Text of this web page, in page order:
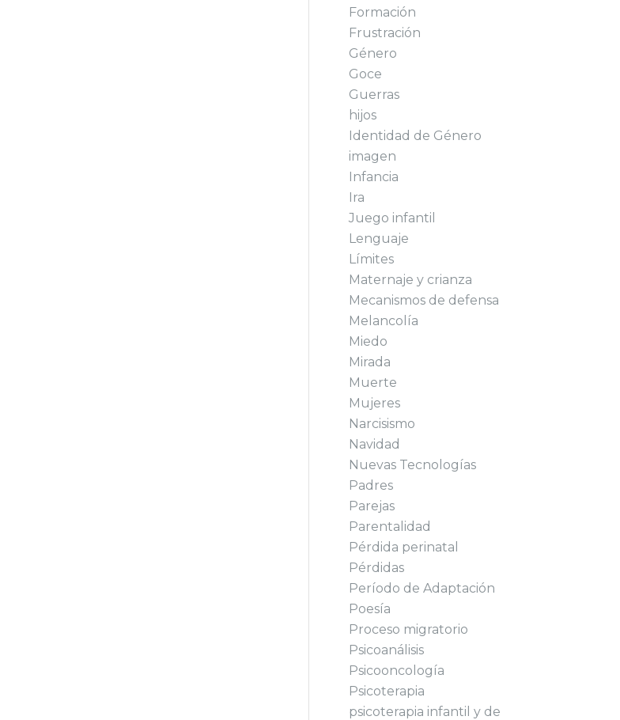
Formación
Frustración
Género
Goce
Guerras
hijos
Identidad de Género
imagen
Infancia
Ira
Juego infantil
Lenguaje
Límites
Maternaje y crianza
Mecanismos de defensa
Melancolía
Miedo
Mirada
Muerte
Mujeres
Narcisismo
Navidad
Nuevas Tecnologías
Padres
Parejas
Parentalidad
Pérdida perinatal
Pérdidas
Período de Adaptación
Poesía
Proceso migratorio
Psicoanálisis
Psicooncología
Psicoterapia
psicoterapia infantil y de